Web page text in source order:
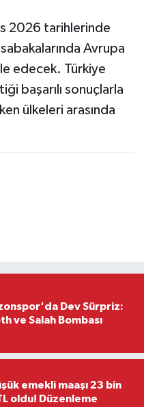
2026 tarihlerinde
Avrupa
edecek. Türkiye
başarılı sonuçlarla
ülkeleri arasında
Dev Sürpriz:
ve Salah Bombası
emekli maaşı 23 bin
oldu! Düzenleme